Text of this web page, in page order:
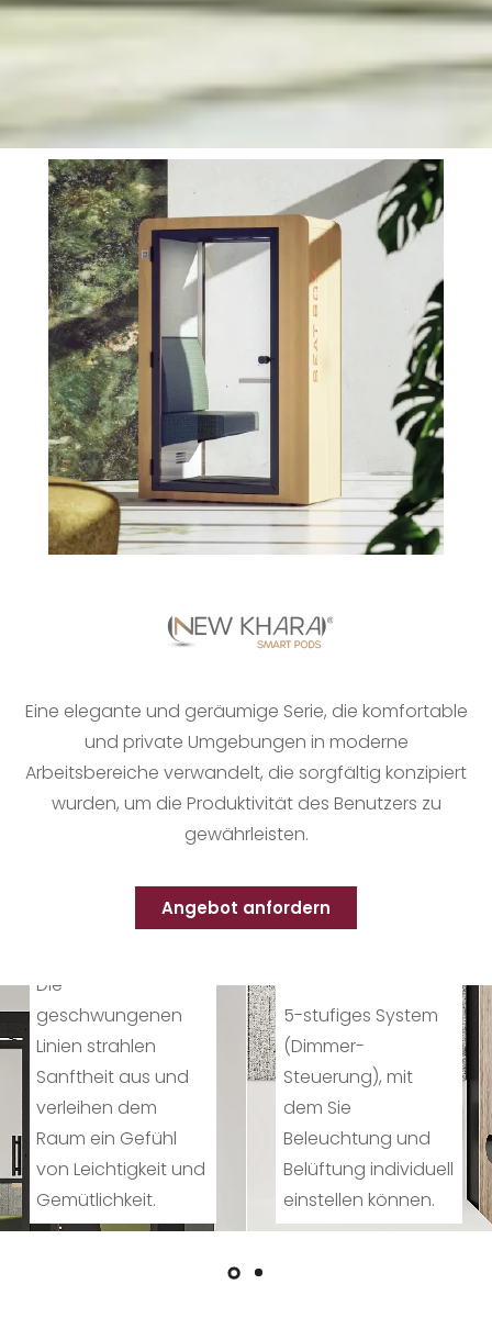
Eine elegante und geräumige Serie, die komfortable
und private Umgebungen in moderne
Arbeitsbereiche verwandelt, die sorgfältig konzipiert
wurden, um die Produktivität des Benutzers zu
gewährleisten.
Angebot anfordern
TECHNOLOGI
5-stufiges System
(Dimmer-
Steuerung), mit
dem Sie
Beleuchtung und
Belüftung individuell
einstellen können.
VOLLSTÄNDIG
E
INDIVIDUALISI
ERUNG
An jedes Projekt
Oberflächen,
Farben und sogar
die Konfigurationen
auswählen, mit
denen Sie Ihre
Kabine individuell
gestalten.